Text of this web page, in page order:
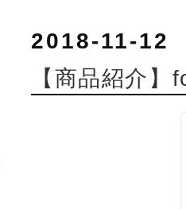
2018-11-12
【商品紹介